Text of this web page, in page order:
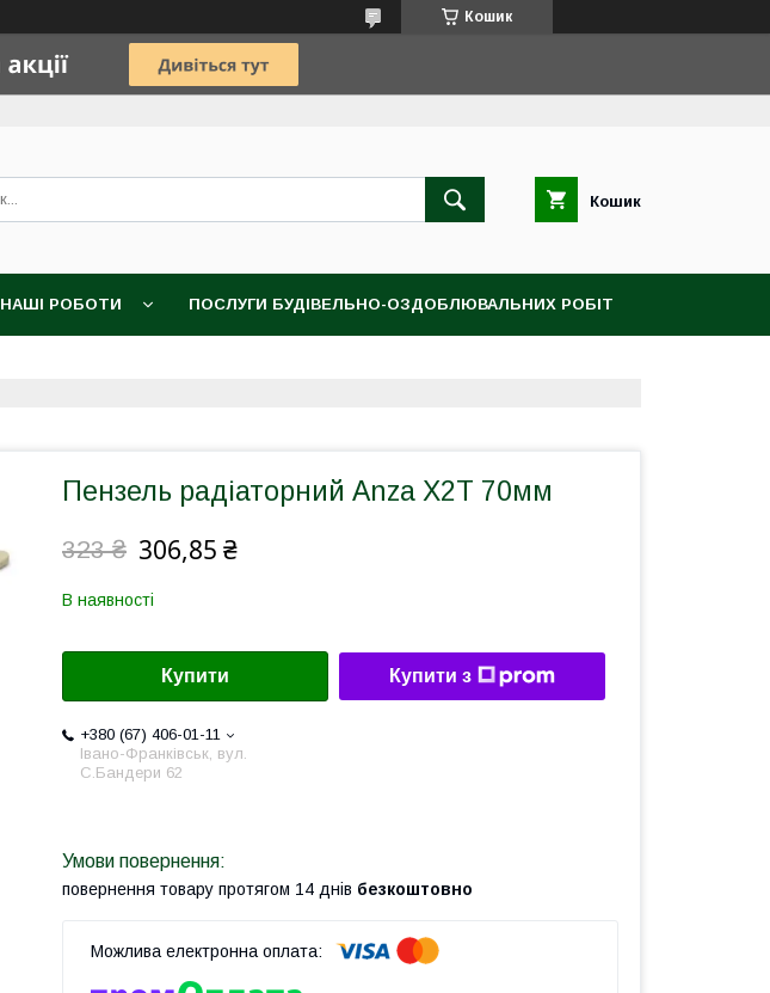
Кошик
Кошик
НАШІ РОБОТИ ПОСЛУГИ БУДІВЕЛЬНО-ОЗДОБЛЮВАЛЬНИХ РОБІТ
Пензель радіаторний Anza X2T 70мм
323 ₴ 306,85 ₴
В наявності
Купити Купити з
+380 (67) 406-01-11
Івано-Франківськ, вул.
С.Бандери 62
повернення товару протягом 14 днів безкоштовно